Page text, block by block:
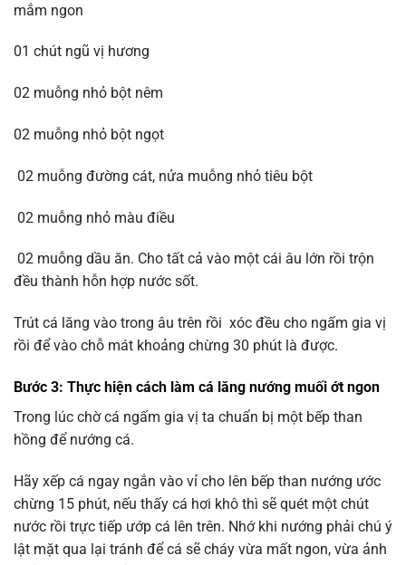
mắm ngon
01 chút ngũ vị hương
02 muỗng nhỏ bột nêm
02 muỗng nhỏ bột ngọt
02 muỗng đường cát, nửa muỗng nhỏ tiêu bột
02 muỗng nhỏ màu điều
02 muỗng dầu ăn. Cho tất cả vào một cái âu lớn rồi trộn
đều thành hỗn hợp nước sốt.
Trút cá lăng vào trong âu trên rồi xóc đều cho ngấm gia vị
rồi để vào chỗ mát khoảng chừng 30 phút là được.
Bước 3: Thực hiện cách làm cá lăng nướng muối ớt ngon
Trong lúc chờ cá ngấm gia vị ta chuẩn bị một bếp than
hồng để nướng cá.
Hãy xếp cá ngay ngắn vào vỉ cho lên bếp than nướng ước
chừng 15 phút, nếu thấy cá hơi khô thì sẽ quét một chút
nước rồi trực tiếp ướp cá lên trên. Nhớ khi nướng phải chú ý
lật mặt qua lại tránh để cá sẽ cháy vừa mất ngon, vừa ảnh